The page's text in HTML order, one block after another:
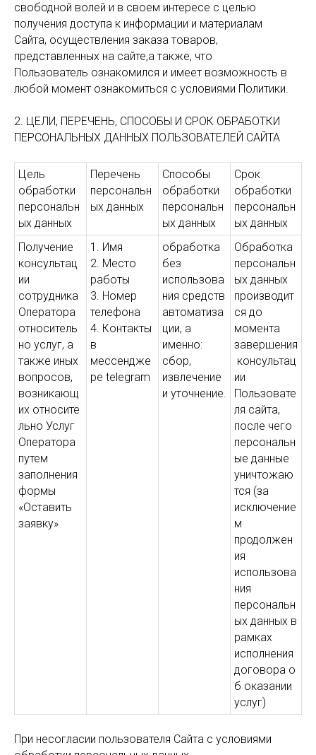
свободной волей и в своем интересе с целью
получения доступа к информации и материалам
Сайта, осуществления заказа товаров,
представленных на сайте,а также, что
Пользователь ознакомился и имеет возможность в
любой момент ознакомиться с условиями Политики.
2. ЦЕЛИ, ПЕРЕЧЕНЬ, СПОСОБЫ И СРОК ОБРАБОТКИ
ПЕРСОНАЛЬНЫХ ДАННЫХ ПОЛЬЗОВАТЕЛЕЙ САЙТА
Цель
обработки
персональн
ых данных
Перечень
персональн
ых данных
Способы
обработки
персональн
ых данных
Срок
обработки
персональн
ых данных
Получение
консультац
ии
сотрудника
Оператора
относитель
но услуг, а
также иных
вопросов,
возникающ
их относите
льно Услуг
Оператора
путем
заполнения
формы
«Оставить
заявку»
1. Имя
2. Место
работы
3. Номер
телефона
4. Контакты
в
мессендже
ре telegram
обработка
без
использова
ния средств
автоматиза
ции, а
именно:
сбор,
извлечение
и уточнение.
Обработка
персональн
ых данных
производит
ся до
момента
завершения
консультац
ии
Пользовате
ля сайта,
после чего
персональн
ые данные
уничтожаю
тся (за
исключение
м
продолжен
ия
использова
ния
персональн
ых данных в
рамках
исполнения
договора о
б оказании
услуг)
При несогласии пользователя Сайта с условиями